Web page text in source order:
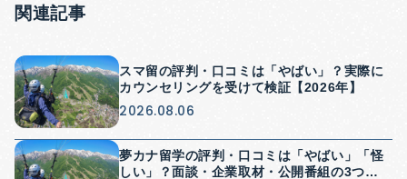
関連記事
スマ留の評判・口コミは「やばい」？実際に
カウンセリングを受けて検証【2026年】
2026.08.06
夢カナ留学の評判・口コミは「やばい」「怪
しい」？面談・企業取材・公開番組の3つか